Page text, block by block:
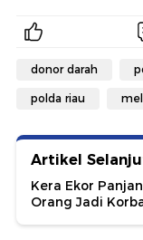
donor darah
polda riau
Artikel
Kera Ekor
Orang Jadi